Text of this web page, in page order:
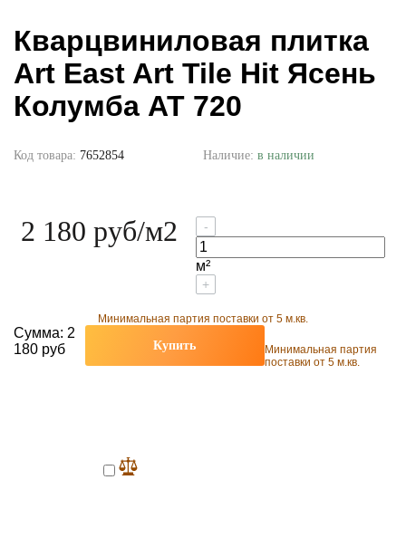
Кварцвиниловая плитка
Art East Art Tile Hit Ясень
Колумба AT 720
Код товара: 7652854 Наличие: в наличии
2 180 руб/м2 -
м²
+
Минимальная партия поставки от 5 м.кв.
Сумма: 2
180 руб
Купить
Минимальная партия
поставки от 5 м.кв.